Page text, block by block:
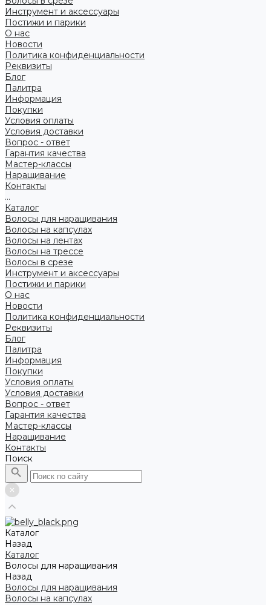
Инструмент и аксессуары
Постижи и парики
О нас
Новости
Политика конфиденциальности
Реквизиты
Блог
Палитра
Информация
Покупки
Условия оплаты
Условия доставки
Вопрос - ответ
Гарантия качества
Мастер-классы
Наращивание
Контакты
...
Каталог
Волосы для наращивания
Волосы на капсулах
Волосы на лентах
Волосы на трессе
Волосы в срезе
Инструмент и аксессуары
Постижи и парики
О нас
Новости
Политика конфиденциальности
Реквизиты
Блог
Палитра
Информация
Покупки
Условия оплаты
Условия доставки
Вопрос - ответ
Гарантия качества
Мастер-классы
Наращивание
Контакты
Поиск
Каталог
Назад
Каталог
Волосы для наращивания
Назад
Волосы для наращивания
Волосы на капсулах